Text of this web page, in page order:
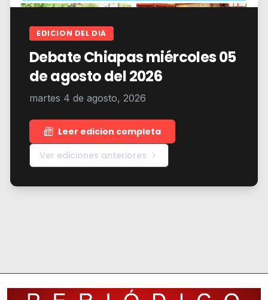
EDICION DEL DIA
Debate Chiapas miércoles 05
de agosto del 2026
martes 4 de agosto, 2026
Leer edicion completa
Ver ediciones anteriores